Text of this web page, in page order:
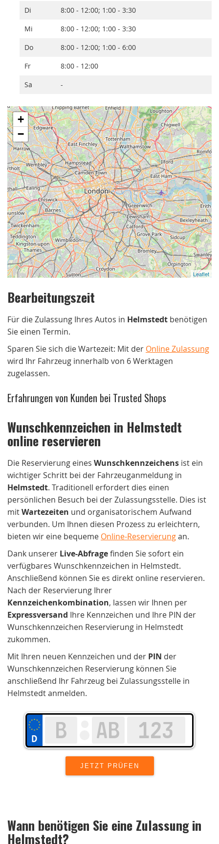
Di
8:00 - 12:00; 1:00 - 3:30
Mi
8:00 - 12:00; 1:00 - 3:30
Do
8:00 - 12:00; 1:00 - 6:00
Fr
8:00 - 12:00
Sa
-
+
−
Leaflet
Bearbeitungszeit
Für die Zulassung Ihres Autos in Helmstedt benötigen
Sie einen Termin.
Sparen Sie sich die Wartezeit: Mit der Online Zulassung
wird Ihr Fahrzeug innerhalb von 6 Werktagen
zugelassen.
Erfahrungen von Kunden bei Trusted Shops
Wunschkennzeichen in Helmstedt
online reservieren
Die Reservierung eines Wunschkennzeichens ist ein
wichtiger Schritt bei der Fahrzeuganmeldung in
Helmstedt. Traditionell erfordert dies einen
persönlichen Besuch bei der Zulassungsstelle. Dies ist
mitWartezeiten und organisatorischem Aufwand
verbunden. Um Ihnen diesen Prozess zu erleichtern,
bieten wir eine bequeme Online-Reservierungan.
Dank unserer Live-Abfragefinden Sie sofort ein
verfügbares Wunschkennzeichen in Helmstedt.
Anschließend können Sie es direkt online reservieren.
Nach der Reservierung Ihrer
Kennzeichenkombination, lassen wir Ihnen per
Expressversand Ihre Kennzeichen und Ihre PIN der
Wunschkennzeichen Reservierung in Helmstedt
zukommen.
Mit Ihren neuen Kennzeichen und der PIN der
Wunschkennzeichen Reservierung können Sie
anschließend Ihr Fahrzeug bei Zulassungsstelle in
Helmstedt anmelden.
Wann benötigen Sie eine Zulassung in
Helmstedt?